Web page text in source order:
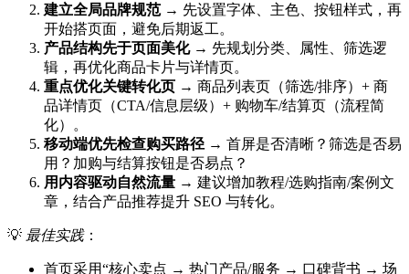
建立全局品牌规范→ 先设置字体、主色、按钮样式，再
开始搭页面，避免后期返工。
产品结构先于页面美化→ 先规划分类、属性、筛选逻
辑，再优化商品卡片与详情页。
重点优化关键转化页 → 商品列表页（筛选/排序）+ 商
品详情页（CTA/信息层级）+ 购物车/结算页（流程简
化）。
移动端优先检查购买路径→ 首屏是否清晰？筛选是否易
用？加购与结算按钮是否易点？
用内容驱动自然流量 → 建议增加教程/选购指南/案例文
章，结合产品推荐提升 SEO 与转化。
💡 最佳实践：
首页采用“核心卖点 → 热门产品/服务 → 口碑背书 → 场